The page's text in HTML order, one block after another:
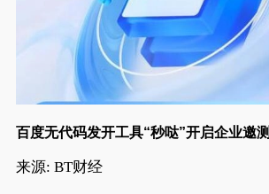
百度无代码发开工具“秒哒”开启企业邀测
来源: BT财经